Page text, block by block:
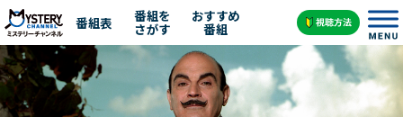
番組表 番組を
さがす
おすすめ
番組